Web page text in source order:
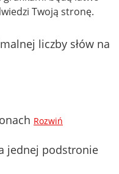
Twoją stronę.
liczby słów na
Rozwiń
jednej podstronie